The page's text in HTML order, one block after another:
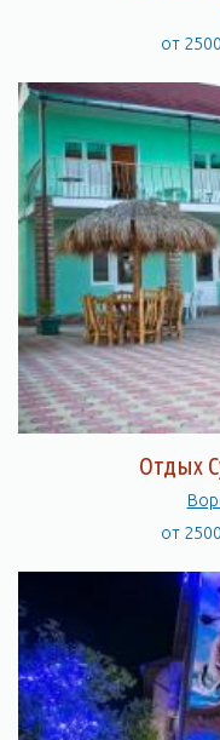
от
Отдых
от